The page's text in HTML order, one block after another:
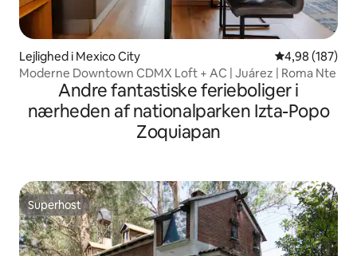
Lejlighed i Mexico City 4,98 ud af 5 i
4,98 (187)
Moderne Downtown CDMX Loft + AC | Juárez | Roma Nte
Andre fantastiske ferieboliger i
nærheden af nationalparken Izta-Popo
Zoquiapan
Superhost
Superhost